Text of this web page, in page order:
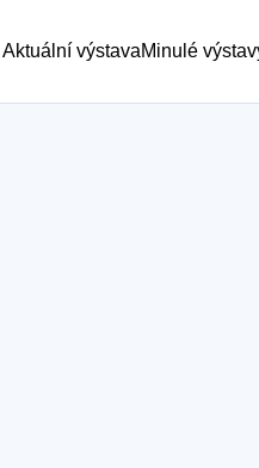
Aktuální výstavaMinulé